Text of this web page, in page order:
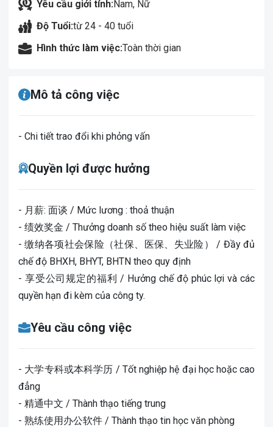
Yêu cầu giới tính:Nam, Nữ
Độ Tuổi:từ 24 - 40 tuổi
Hình thức làm việc:Toàn thời gian
Mô tả công việc
- Chi tiết trao đổi khi phỏng vấn
Quyền lợi được hưởng
- 月薪: 面谈 / Mức lương : thoả thuận
- 绩效奖金 / Thưởng doanh số theo hiệu suất làm việc
- 缴纳各项社会保险（社保、医保、失业险） / Đầy đủ
chế độ BHXH, BHYT, BHTN theo quy định
- 享受公司规定的福利 / Hưởng chế độ phúc lợi và các
quyền hạn đi kèm của công ty.
Yêu cầu công việc
- 大学专科或本科学历 / Tốt nghiệp hệ đại học hoặc cao
đẳng
- 精通中文 / Thành thạo tiếng trung
- 熟练使用办公软件 / Thành thạo tin học văn phòng